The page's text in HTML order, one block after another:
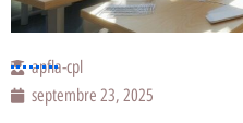
apfla-cpl
septembre 23, 2025